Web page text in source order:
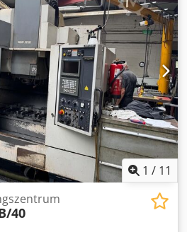
bar, externe Bandfilteranlage,
und B-Achse. Der X-Weg
Aufspannzonen à 700 mm fuer
Chjdpfx Aszpbm Ujhzoa
1 / 11
40